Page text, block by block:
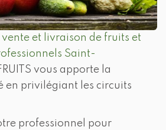
vente et livraison de fruits et
Saint-
vous apporte la
en privilégiant les circuits
professionnel pour